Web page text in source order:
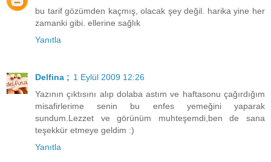
bu tarif gözümden kaçmış, olacak şey değil. harika yine her
zamanki gibi. ellerine sağlık
Yanıtla
Delfina ; 1 Eylül 2009 12:26
Yazının çıktısını alıp dolaba astım ve haftasonu çağırdığım
misafirlerime senin bu enfes yemeğini yaparak
sundum.Lezzet ve görünüm muhteşemdi,ben de sana
teşekkür etmeye geldim :)
Yanıtla